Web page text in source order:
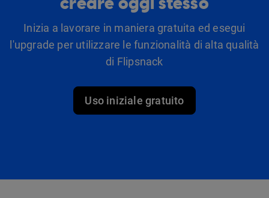
Inizia a lavorare in maniera gratuita ed esegui
l'upgrade per utilizzare le funzionalità di alta qualità
di Flipsnack
Uso iniziale gratuito